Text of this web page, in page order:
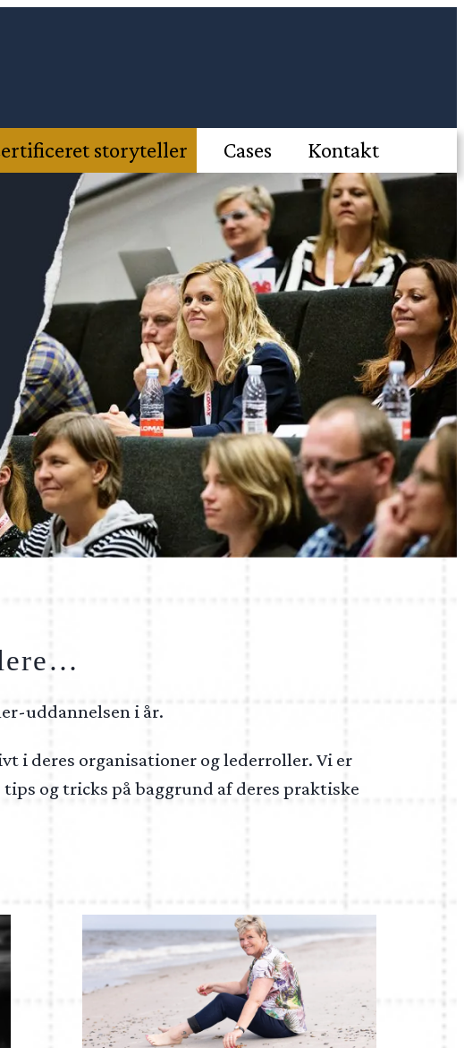
storyteller Cases Kontakt
uddannelsen i år.
i deres organisationer og lederroller. Vi er
tips og tricks på baggrund af deres praktiske